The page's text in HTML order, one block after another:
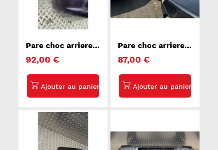
Pare choc arriere
92,00 €
Pare choc arriere
87,00 €